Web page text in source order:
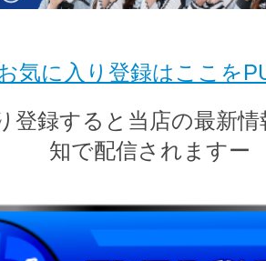
気に入り登録はここを
登録すると当店の最新
知で配信されますー